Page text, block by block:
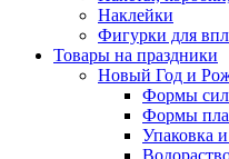
Наклейки
Фигурки для
Товары на праздники
Новый Год и
Формы
Формы
Упаковка